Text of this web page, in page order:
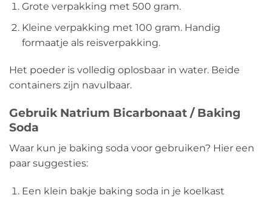
Grote verpakking met 500 gram.
Kleine verpakking met 100 gram. Handig
formaatje als reisverpakking.
Het poeder is volledig oplosbaar in water. Beide
containers zijn navulbaar.
Gebruik Natrium Bicarbonaat / Baking
Soda
Waar kun je baking soda voor gebruiken? Hier een
paar suggesties:
Een klein bakje baking soda in je koelkast